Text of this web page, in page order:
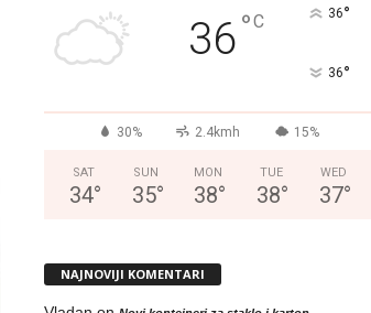
36°C 36°
36°
30% 2.4kmh 15%
SAT
34°
SUN
35°
MON
38°
TUE
38°
WED
37°
NAJNOVIJI KOMENTARI